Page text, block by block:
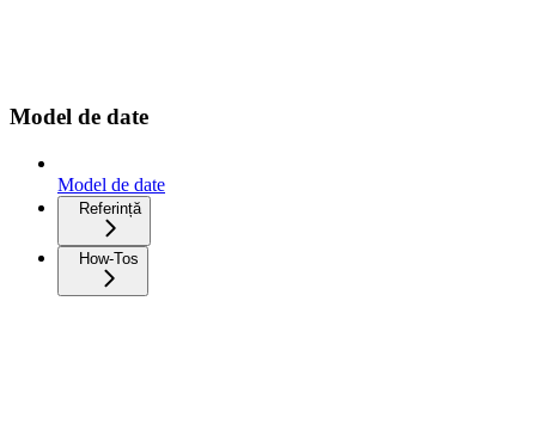
Model de date
Model de date
Referință
How-Tos